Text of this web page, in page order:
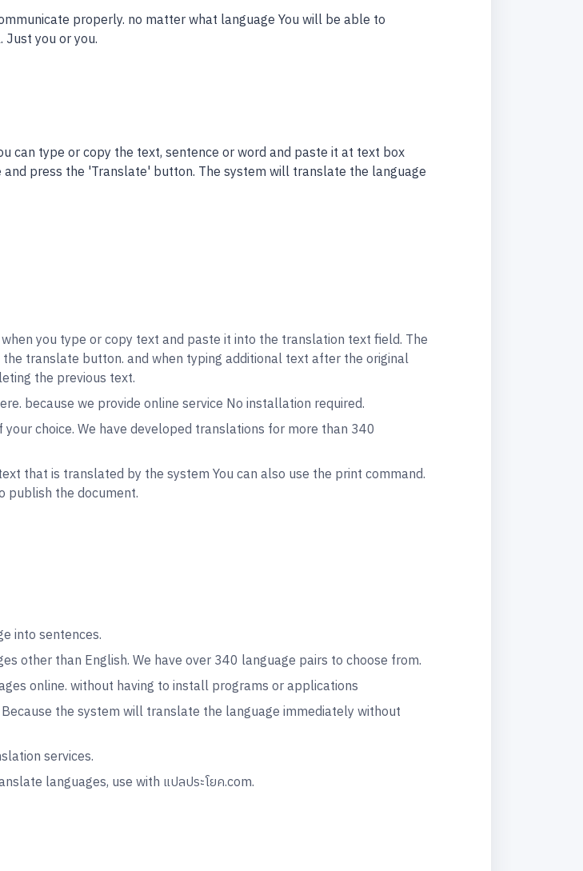
properly. no matter what language You will be able to
you or you.
can type or copy the text, sentence or word and paste it at text box
press the 'Translate' button. The system will translate the language
you type or copy text and paste it into the translation text field. The
translate button. and when typing additional text after the original
the previous text.
because we provide online service No installation required.
your choice. We have developed translations for more than 340
that is translated by the system You can also use the print command.
publish the document.
into sentences.
other than English. We have over 340 language pairs to choose from.
online. without having to install programs or applications
the system will translate the language immediately without
services.
languages, use with แปลประโยค.com.